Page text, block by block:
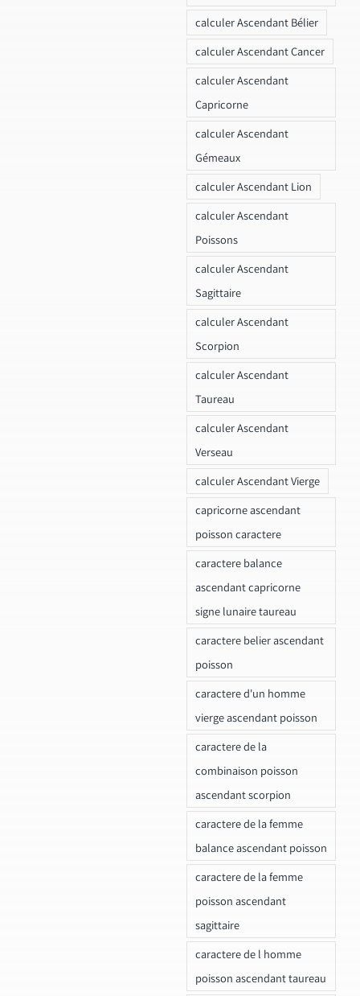
calculer Ascendant Bélier
calculer Ascendant Cancer
calculer Ascendant
Capricorne
calculer Ascendant
Gémeaux
calculer Ascendant Lion
calculer Ascendant
Poissons
calculer Ascendant
Sagittaire
calculer Ascendant
Scorpion
calculer Ascendant
Taureau
calculer Ascendant
Verseau
calculer Ascendant Vierge
capricorne ascendant
poisson caractere
caractere balance
ascendant capricorne
signe lunaire taureau
caractere belier ascendant
poisson
caractere d'un homme
vierge ascendant poisson
caractere de la
combinaison poisson
ascendant scorpion
caractere de la femme
balance ascendant poisson
caractere de la femme
poisson ascendant
sagittaire
caractere de l homme
poisson ascendant taureau